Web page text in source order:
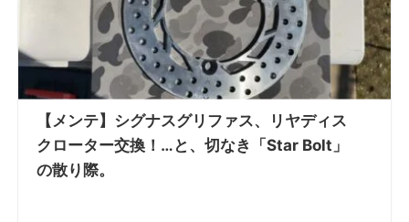
【メンテ】シグナスグリファス、リヤディス
クローター交換！…と、切なき「Star Bolt」
の散り際。